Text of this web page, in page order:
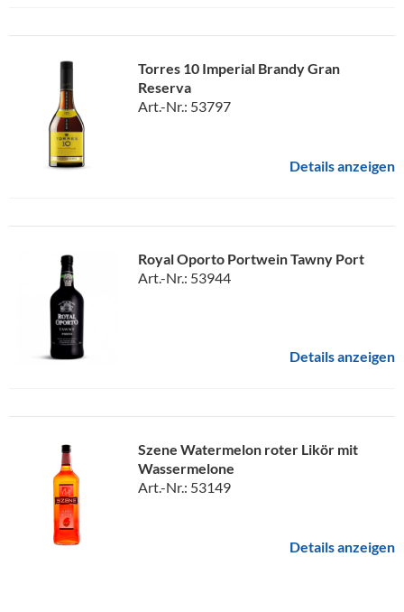
Torres 10 Imperial Brandy Gran
Reserva
Art.-Nr.: 53797
Details anzeigen
Royal Oporto Portwein Tawny Port
Art.-Nr.: 53944
Details anzeigen
Szene Watermelon roter Likör mit
Wassermelone
Art.-Nr.: 53149
Details anzeigen